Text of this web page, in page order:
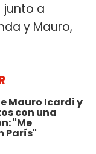
junto a
y Mauro,
Mauro Icardi y
con una
"Me
París"